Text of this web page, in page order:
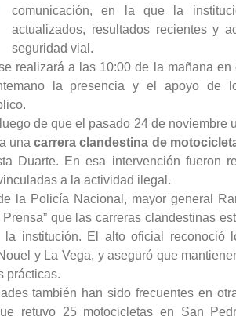
comunicación, en la que la
actualizados, resultados recientes y
seguridad vial.
realizará a las 10:00 de la mañana
la presencia y el apoyo de
de que el pasado 24 de noviembre
unacarrera clandestina de
Duarte. En esa intervención fueron
a la actividad ilegal.
la Policía Nacional, mayor general
que las carreras clandestinas
la institución. El alto oficial reconoció
y La Vega, y aseguró que
prácticas.
también han sido frecuentes en
retuvo 25 motocicletas en San